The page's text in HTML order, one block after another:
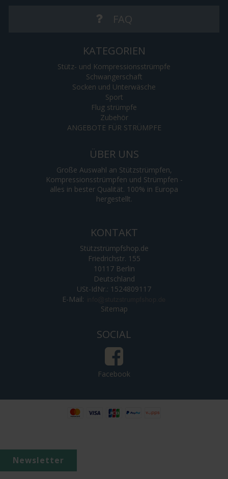
Newsletter
FAQ
KATEGORIEN
Stütz- und Kompressionsstrümpfe
Schwangerschaft
Socken und Unterwäsche
Sport
Flug strümpfe
Zubehör
ANGEBOTE FÜR STRÜMPFE
ÜBER UNS
Große Auswahl an Stützstrümpfen,
Kompressionsstrümpfen und Strümpfen -
alles in bester Qualität. 100% in Europa
hergestellt.
KONTAKT
Stützstrümpfshop.de
Friedrichstr. 155
10117 Berlin
Deutschland
USt-IdNr.: 1524809117
E-Mail:
Sitemap
SOCIAL
Facebook